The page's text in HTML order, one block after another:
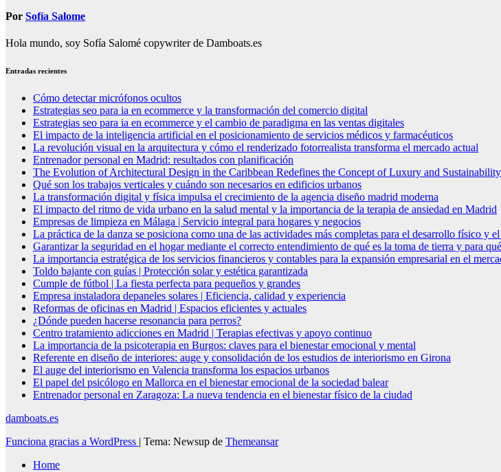
Por Sofía Salome
Hola mundo, soy Sofía Salomé copywriter de Damboats.es
Entradas recientes
Cómo detectar micrófonos ocultos
Estrategias seo para ia en ecommerce y la transformación del comercio digital
Estrategias seo para ia en ecommerce y el cambio de paradigma en las ventas digitales
El impacto de la inteligencia artificial en el posicionamiento de servicios médicos y farmacéuticos
La revolución visual en la arquitectura y cómo el renderizado fotorrealista transforma el mercado actual
Entrenador personal en Madrid: resultados con planificación
The Evolution of Architectural Design in the Caribbean Redefines the Concept of Luxury and
Qué son los trabajos verticales y cuándo son necesarios en edificios urbanos
La transformación digital y física impulsa el crecimiento de la agencia diseño madrid moderna
El impacto del ritmo de vida urbano en la salud mental y la importancia de la terapia de ansiedad en Madrid
Empresas de limpieza en Málaga | Servicio integral para hogares y negocios
La práctica de la danza se posiciona como una de las actividades más completas para el desarrollo físico y
Garantizar la seguridad en el hogar mediante el correcto entendimiento de qué es la toma de tierra y para
La importancia estratégica de los servicios financieros y contables para la expansión empresarial en el
Toldo bajante con guías | Protección solar y estética garantizada
Cumple de fútbol | La fiesta perfecta para pequeños y grandes
Empresa instaladora depaneles solares | Eficiencia, calidad y experiencia
Reformas de oficinas en Madrid | Espacios eficientes y actuales
¿Dónde pueden hacerse resonancia para perros?
Centro tratamiento adicciones en Madrid | Terapias efectivas y apoyo continuo
La importancia de la psicoterapia en Burgos: claves para el bienestar emocional y mental
Referente en diseño de interiores: auge y consolidación de los estudios de interiorismo en Girona
El auge del interiorismo en Valencia transforma los espacios urbanos
El papel del psicólogo en Mallorca en el bienestar emocional de la sociedad balear
Entrenador personal en Zaragoza: La nueva tendencia en el bienestar físico de la ciudad
damboats.es
Funciona gracias a WordPress | Tema: Newsup de Themeansar
Home